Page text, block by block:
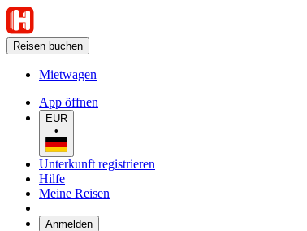
Reisen buchen
Mietwagen
App öffnen
EUR
•
Unterkunft registrieren
Hilfe
Meine Reisen
Anmelden